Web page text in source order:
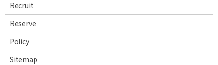
Recruit
Reserve
Policy
Sitemap